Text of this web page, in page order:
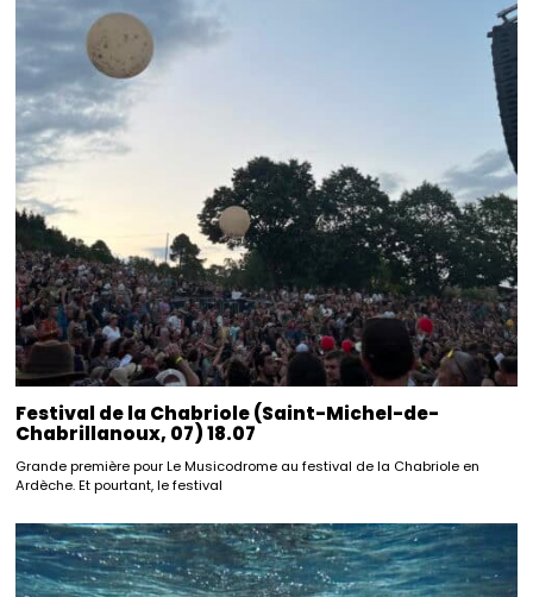
Festival de la Chabriole (Saint-Michel-de-
Chabrillanoux, 07) 18.07
Grande première pour Le Musicodrome au festival de la Chabriole en
Ardèche. Et pourtant, le festival